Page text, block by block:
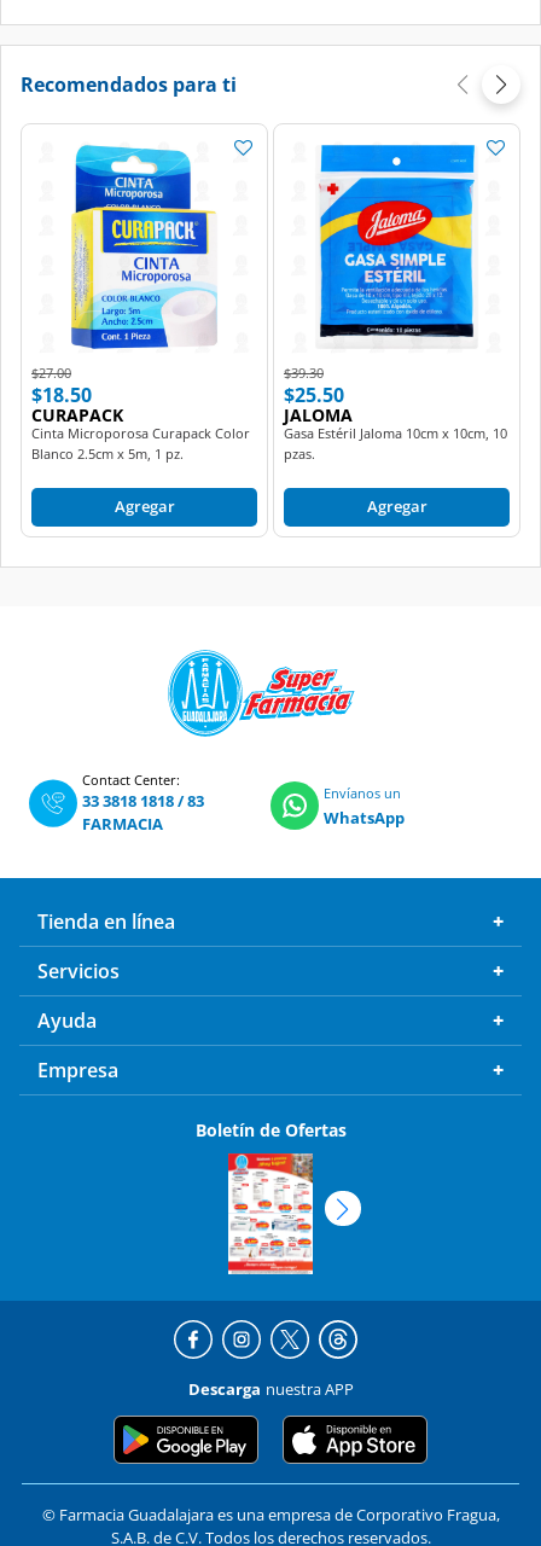
Recomendados para ti
Price reduced from
$27.00to
$18.50
CURAPACK
Cinta Microporosa Curapack Color
Blanco 2.5cm x 5m, 1 pz.
Agregar
Price reduced from
$39.30to
$25.50
JALOMA
Gasa Estéril Jaloma 10cm x 10cm, 10
pzas.
Agregar
Contact Center:
33 3818 1818/83
FARMACIA
Envíanos un
WhatsApp
Tienda en línea
Servicios
Ayuda
Empresa
Boletín de Ofertas
Descarga nuestra APP
© Farmacia Guadalajara es una empresa de Corporativo Fragua,
S.A.B. de C.V. Todos los derechos reservados.